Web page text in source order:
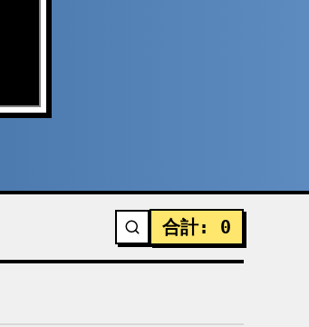
合計: 0